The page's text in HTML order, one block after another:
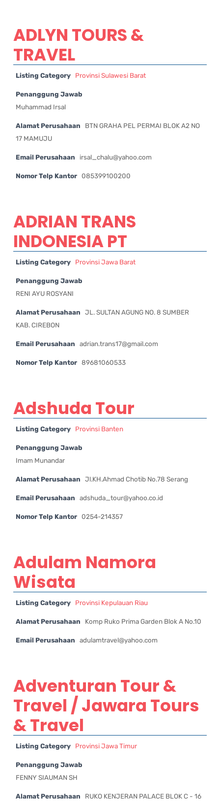
ADLYN TOURS &
TRAVEL
Listing Category Provinsi Sulawesi Barat
Penanggung Jawab
Muhammad Irsal
Alamat Perusahaan
BTN GRAHA PEL PERMAI BLOK A2 NO
17 MAMUJU
Email Perusahaan irsal_chalu@yahoo.com
Nomor Telp Kantor 085399100200
ADRIAN TRANS
INDONESIA PT
Listing Category Provinsi Jawa Barat
Penanggung Jawab
RENI AYU ROSYANI
Alamat Perusahaan
JL. SULTAN AGUNG NO. 8 SUMBER
KAB. CIREBON
Email Perusahaan adrian.trans17@gmail.com
Nomor Telp Kantor 89681060533
Adshuda Tour
Listing Category Provinsi Banten
Penanggung Jawab
Imam Munandar
Alamat Perusahaan Jl.KH.Ahmad Chotib No.78 Serang
Email Perusahaan adshuda_tour@yahoo.co.id
Nomor Telp Kantor 0254-214357
Adulam Namora
Wisata
Listing Category Provinsi Kepulauan Riau
Alamat Perusahaan Komp Ruko Prima Garden Blok A No.10
Email Perusahaan adulamtravel@yahoo.com
Adventuran Tour &
Travel / Jawara Tours
& Travel
Listing Category Provinsi Jawa Timur
Penanggung Jawab
FENNY SIAUMAN SH
Alamat Perusahaan
RUKO KENJERAN PALACE BLOK C - 16